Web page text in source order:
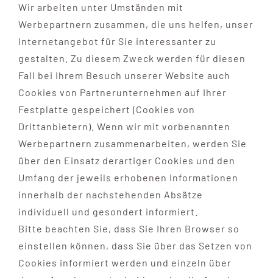
Wir arbeiten unter Umständen mit
Werbepartnern zusammen, die uns helfen, unser
Internetangebot für Sie interessanter zu
gestalten. Zu diesem Zweck werden für diesen
Fall bei Ihrem Besuch unserer Website auch
Cookies von Partnerunternehmen auf Ihrer
Festplatte gespeichert (Cookies von
Drittanbietern). Wenn wir mit vorbenannten
Werbepartnern zusammenarbeiten, werden Sie
über den Einsatz derartiger Cookies und den
Umfang der jeweils erhobenen Informationen
innerhalb der nachstehenden Absätze
individuell und gesondert informiert.
Bitte beachten Sie, dass Sie Ihren Browser so
einstellen können, dass Sie über das Setzen von
Cookies informiert werden und einzeln über